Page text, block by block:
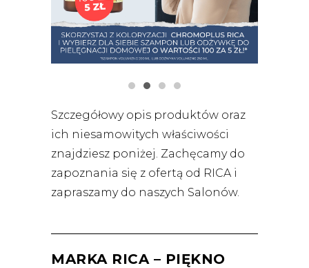
Szczegółowy opis produktów oraz
ich niesamowitych właściwości
znajdziesz poniżej. Zachęcamy do
zapoznania się z ofertą od RICA i
zapraszamy do naszych Salonów.
MARKA RICA – PIĘKNO